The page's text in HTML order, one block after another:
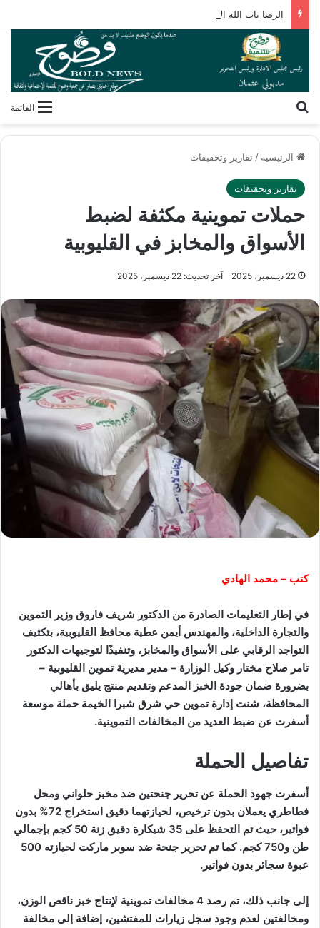
الرضا باب الله الأعظم.. رسالة إيمانية لكل مسلم ومسلمة
القائمة
الرئيسية / تقارير وتحقيقات
تقارير وتحقيقات
حملات تموينية مكثفة لضبط
الأسواق والمخابز في القليوبية
22 ديسمبر، 2025 آخر تحديث: 22 ديسمبر، 2025
كتب – محمد الهادي
في إطار التعليمات الصادرة من الدكتور شريف فاروق وزير التموين
والتجارة الداخلية، والمهندس أيمن عطية محافظ القليوبية، بتكثيف
التواجد الرقابي على الأسواق والمخابز، وتنفيذًا لتوجيهات الدكتور
تامر صلاح مختار وكيل الوزارة – مدير مديرية تموين القليوبية –
بضرورة ضمان جودة الخبز المدعم وتقديم منتج يليق بأهالي
المحافظة، شنت إدارة تموين حي شرق شبرا الخيمة حملة موسعة
أسفرت عن ضبط العديد من المخالفات التموينية.
تفاصيل الحملة
أسفرت جهود الحملة عن تحرير جنحتين ضد مخبز حلواني ومحل
فطاطري يعملان بدون ترخيص، لحيازتهما دقيق استخراج 72% بدون
فواتير، حيث تم التحفظ على 35 شيكارة دقيق زنة 50 كجم بإجمالي
طن و750 كجم. كما تم تحرير جنحة ضد سوبر ماركت لحيازته 500
عبوة سجائر بدون فواتير.
إلى جانب ذلك، تم رصد 4 مخالفات تموينية لإنتاج خبز ناقص الوزن،
ومخالفتين لعدم وجود سجل زيارات للمفتشين، إضافة إلى مخالفة